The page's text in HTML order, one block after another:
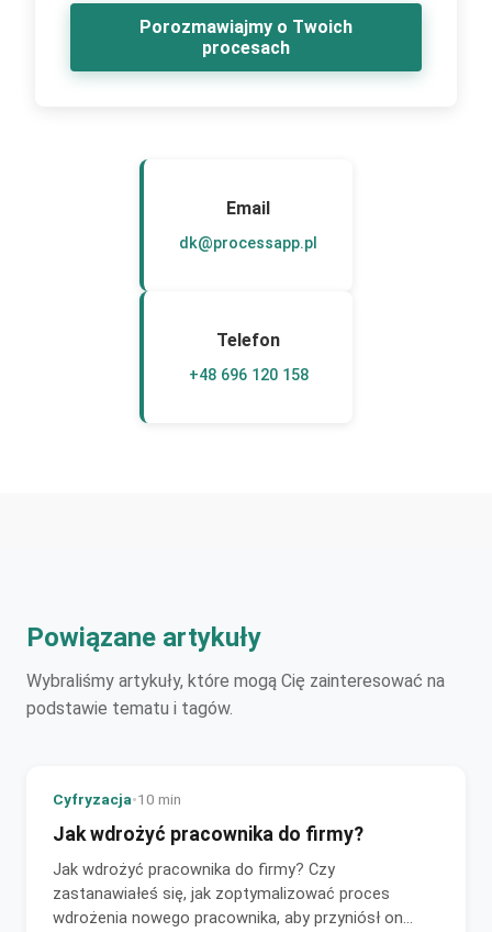
Porozmawiajmy o Twoich
procesach
Email
dk@processapp.pl
Telefon
+48 696 120 158
Powiązane artykuły
Wybraliśmy artykuły, które mogą Cię zainteresować na
podstawie tematu i tagów.
Cyfryzacja•10 min
Jak wdrożyć pracownika do firmy?
Jak wdrożyć pracownika do firmy? Czy
zastanawiałeś się, jak zoptymalizować proces
wdrożenia nowego pracownika, aby przyniósł on